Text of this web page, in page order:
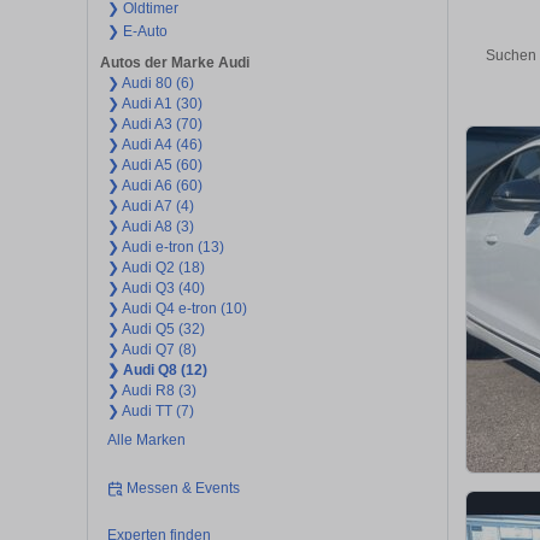
❯ Oldtimer
❯ E-Auto
Autos der Marke Audi
❯ Audi 80 (6)
❯ Audi A1 (30)
❯ Audi A3 (70)
❯ Audi A4 (46)
❯ Audi A5 (60)
❯ Audi A6 (60)
❯ Audi A7 (4)
❯ Audi A8 (3)
❯ Audi e-tron (13)
❯ Audi Q2 (18)
❯ Audi Q3 (40)
❯ Audi Q4 e-tron (10)
❯ Audi Q5 (32)
❯ Audi Q7 (8)
❯ Audi Q8 (12)
❯ Audi R8 (3)
❯ Audi TT (7)
Alle Marken
Messen & Events
Experten finden